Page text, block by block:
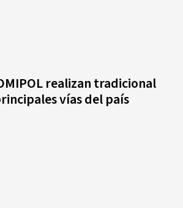
realizan tradicional
vías del país